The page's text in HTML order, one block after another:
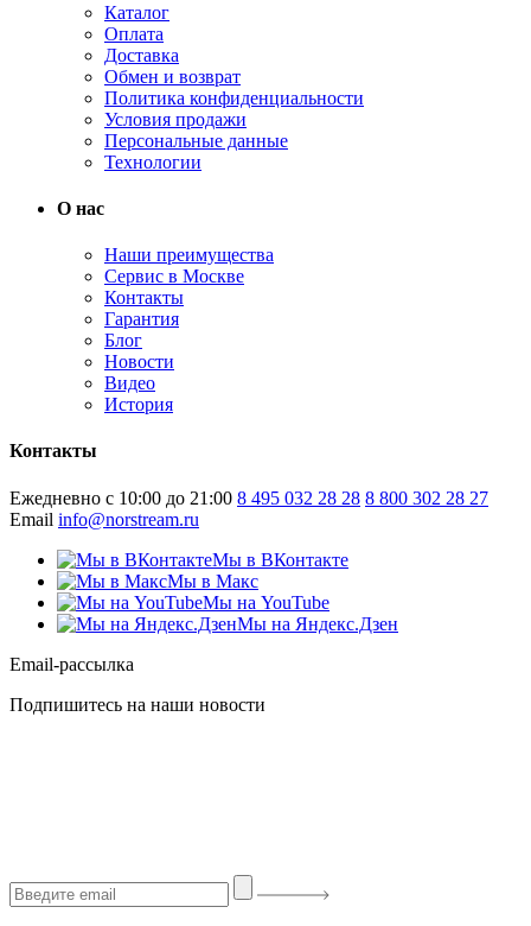
Каталог
Оплата
Доставка
Обмен и возврат
Политика конфиденциальности
Условия продажи
Персональные данные
Технологии
О нас
Наши преимущества
Сервис в Москве
Контакты
Гарантия
Блог
Новости
Видео
История
Контакты
Ежедневно с 10:00 до 21:00 8 495 032 28 28 8 800 302 28 27
Email info@norstream.ru
Мы в ВКонтакте
Мы в Макс
Мы на YouTube
Мы на Яндекс.Дзен
Email-рассылка
Подпишитесь на наши новости